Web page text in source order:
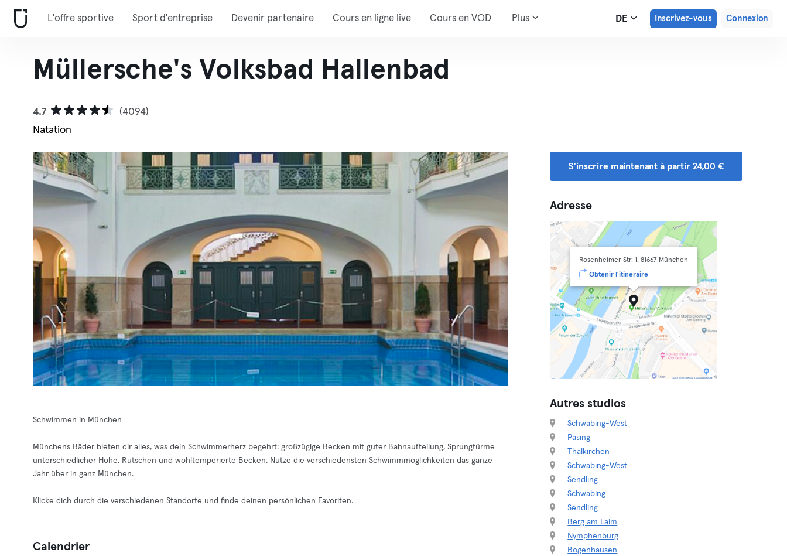
L'offre sportive Sport d'entreprise Devenir partenaire Cours en ligne live Cours en VOD Plus DE Inscrivez-vous Connexion
Müllersche's Volksbad Hallenbad
4.7
(4094)
Natation
Schwimmen in München
Münchens Bäder bieten dir alles, was dein Schwimmerherz begehrt: großzügige Becken mit guter Bahnaufteilung, Sprungtürme
unterschiedlicher Höhe, Rutschen und wohltemperierte Becken. Nutze die verschiedensten Schwimmmöglichkeiten das ganze
Jahr über in ganz München.
Klicke dich durch die verschiedenen Standorte und finde deinen persönlichen Favoriten.
Calendrier
S'inscrire maintenant à partir 24,00 €
Adresse
Rosenheimer Str. 1, 81667 München
Obtenir l'itinéraire
Autres studios
Schwabing-West
Pasing
Thalkirchen
Schwabing-West
Sendling
Schwabing
Sendling
Berg am Laim
Nymphenburg
Bogenhausen